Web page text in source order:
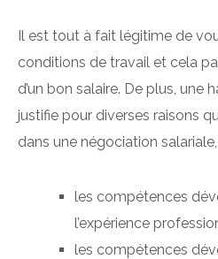
Il est tout à fait légitime de
conditions de travail et cela
d’un bon salaire. De plus, une
justifie pour diverses raisons
dans une négociation
les compétences
l’expérience
les compétences